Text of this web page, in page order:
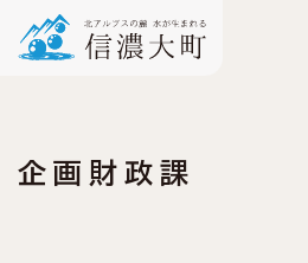
企画財政課